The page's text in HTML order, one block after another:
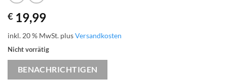
€ 19,99
inkl. 20 % MwSt. plusVersandkosten
Nicht vorrätig
BENACHRICHTIGEN